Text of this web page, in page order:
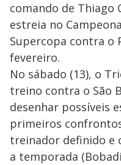
comando de Thiago
estreia no
Supercopa contra o
fevereiro.
No sábado (13), o
treino contra o São
desenhar possíveis
primeiros
treinador definido e
a temporada